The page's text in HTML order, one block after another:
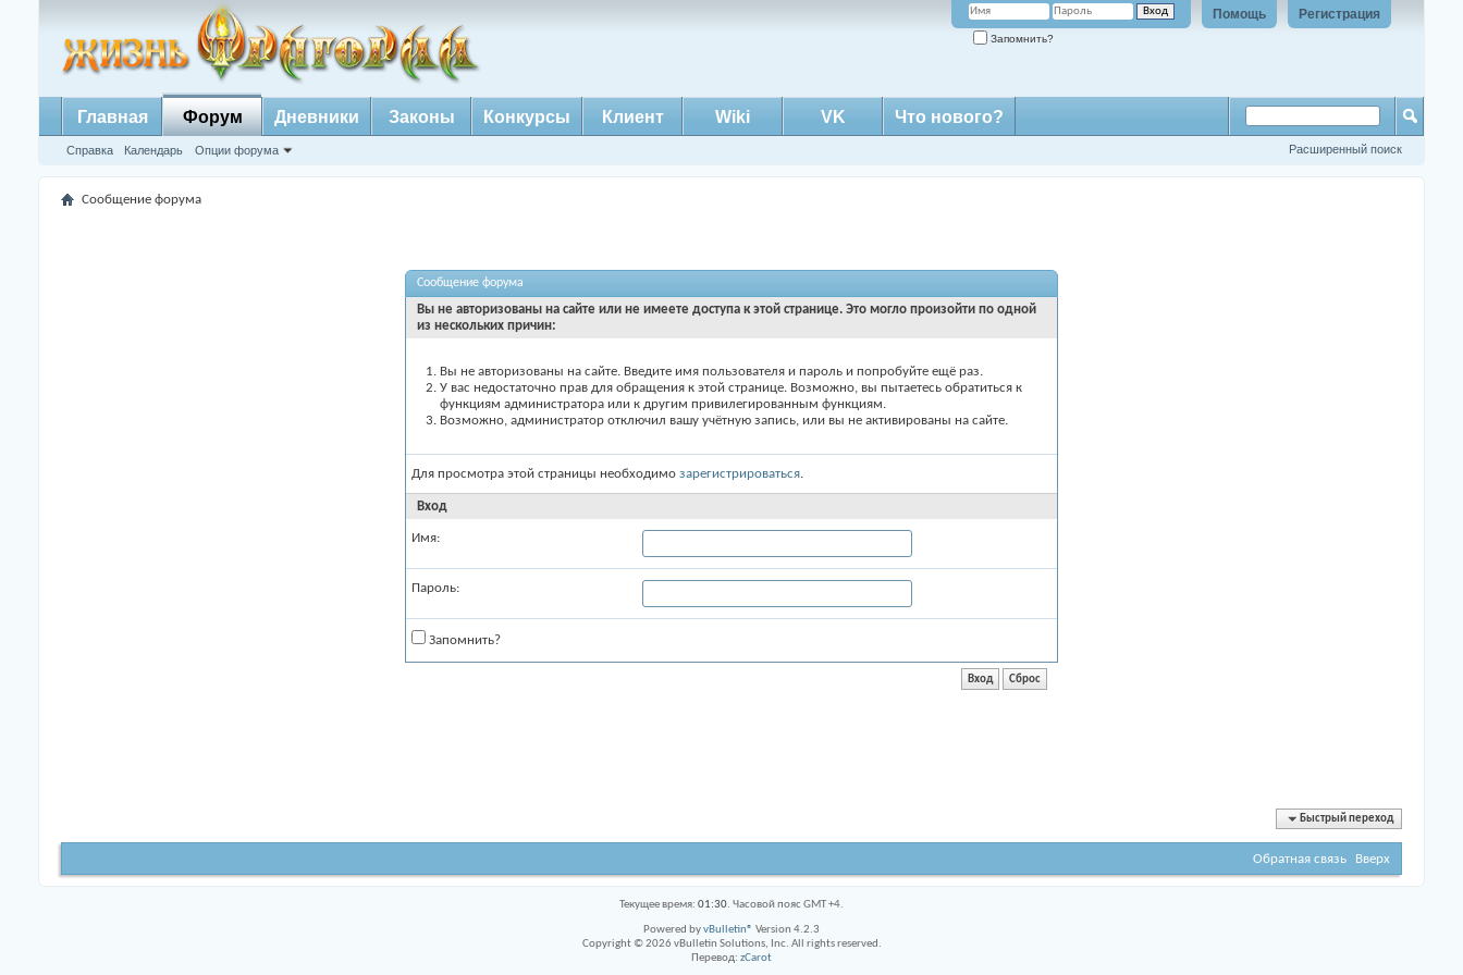
Регистрация
Помощь
Запомнить?
Главная Форум
Справка Календарь Опции форума
Дневники Законы Конкурсы Клиент Wiki VK Что нового?
Расширенный поиск
Сообщение форума
Сообщение форума
Вы не авторизованы на сайте или не имеете доступа к этой странице. Это могло произойти по одной
из нескольких причин:
Вы не авторизованы на сайте. Введите имя пользователя и пароль и попробуйте ещё раз.
У вас недостаточно прав для обращения к этой странице. Возможно, вы пытаетесь обратиться к
функциям администратора или к другим привилегированным функциям.
Возможно, администратор отключил вашу учётную запись, или вы не активированы на сайте.
Для просмотра этой страницы необходимо зарегистрироваться.
Вход
Имя:
Пароль:
Запомнить?
Быстрый переход
Обратная связь Вверх
Текущее время: 01:30. Часовой пояс GMT +4.
Powered byvBulletin® Version 4.2.3
Copyright © 2026 vBulletin Solutions, Inc. All rights reserved.
Перевод: zCarot